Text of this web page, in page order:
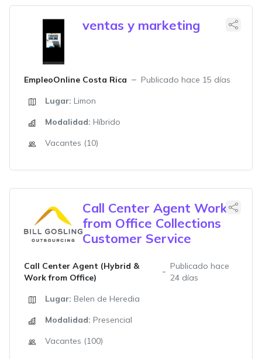
ventas y marketing
EmpleoOnline Costa Rica
Publicado hace 15 días
Lugar: Limon
Modalidad: Híbrido
Vacantes (10)
Call Center Agent Work
from Office Collections
Customer Service
Call Center Agent (Hybrid &
Work from Office)
Publicado hace
24 días
Lugar: Belen de Heredia
Modalidad: Presencial
Vacantes (100)